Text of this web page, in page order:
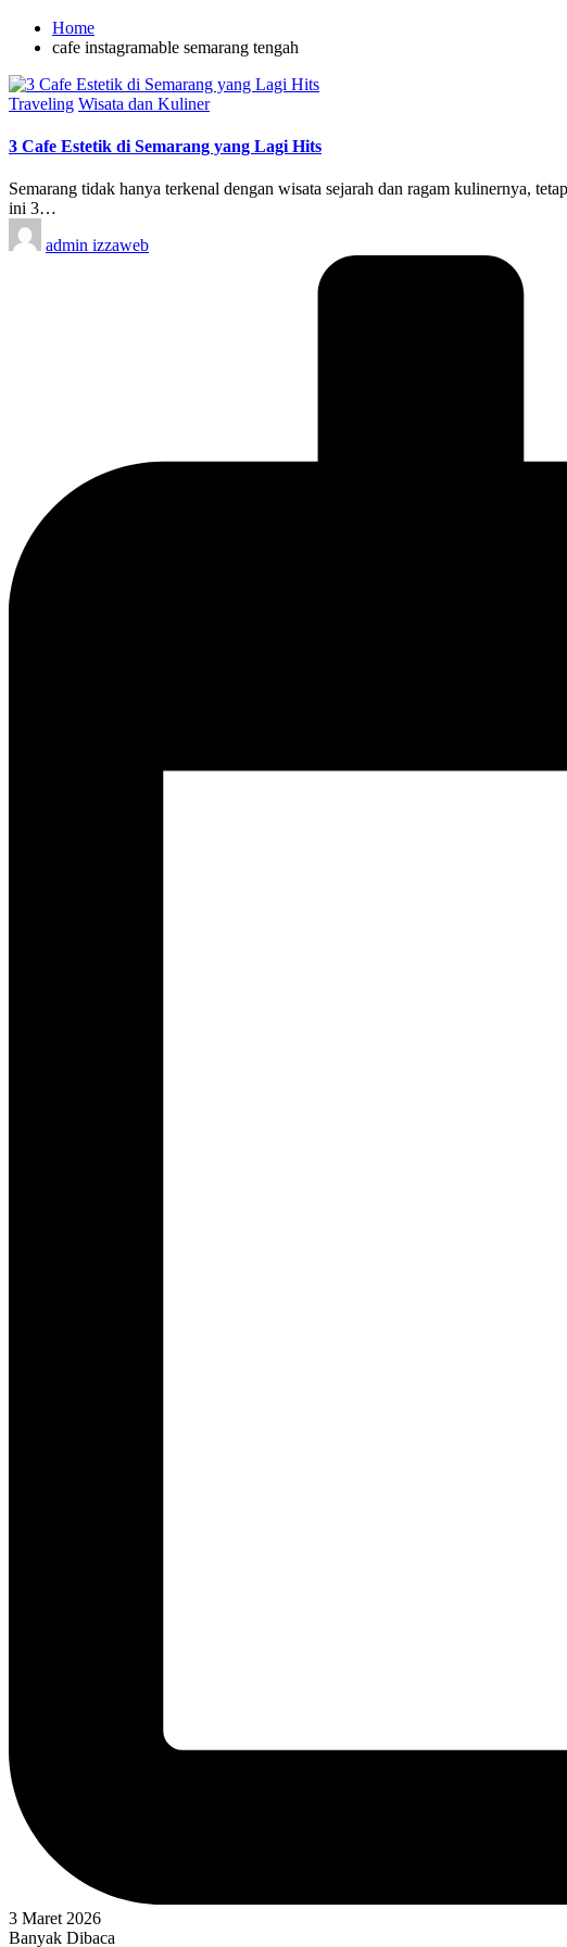
Home
cafe instagramable semarang tengah
Posted
Traveling Wisata dan Kuliner
3 Cafe Estetik di Semarang yang Lagi Hits
Semarang tidak hanya terkenal dengan wisata sejarah dan ragam kulinernya,
ini 3…
Posted
by
admin izzaweb
3 Maret 2026
Banyak Dibaca